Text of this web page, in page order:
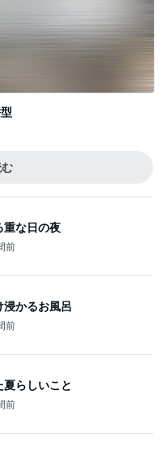
重な日の夜
前
浸かるお風呂
前
らしいこと
前